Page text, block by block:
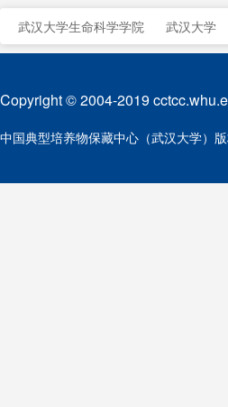
武汉大学生命科学学院
武汉大学
Copyright © 2004-2019
中国典型培养物保藏中心（武汉大学）